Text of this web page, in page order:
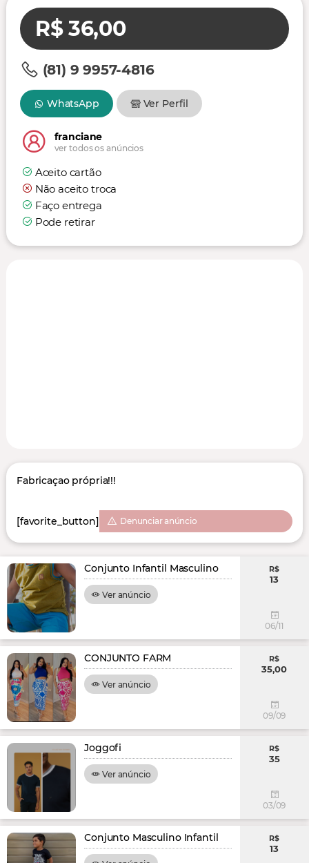
R$ 36,00
(81) 9 9957-4816
WhatsApp Ver Perfil
franciane
ver todos os anúncios
Aceito cartão
Não aceito troca
Faço entrega
Pode retirar
Fabricaçao própria!!!
[favorite_button] Denunciar anúncio
Conjunto Infantil Masculino
Ver anúncio
R$
13
06/11
CONJUNTO FARM
Ver anúncio
R$
35,00
09/09
Joggofi
Ver anúncio
R$
35
03/09
Conjunto Masculino Infantil R$
13